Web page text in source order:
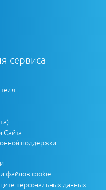
сервиса
Сайта
поддержки
файлов cookie
персональных данных